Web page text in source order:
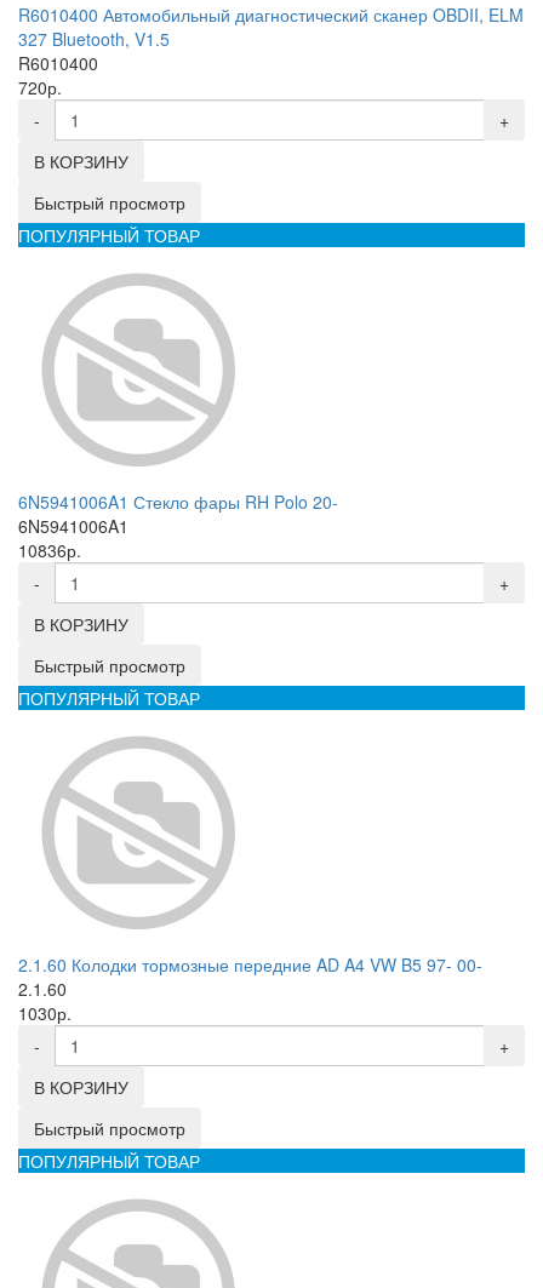
R6010400 Автомобильный диагностический сканер OBDII, ELM
327 Bluetooth, V1.5
R6010400
720р.
-
+
В КОРЗИНУ
Быстрый просмотр
ПОПУЛЯРНЫЙ ТОВАР
6N5941006A1 Стекло фары RH Polo 20-
6N5941006A1
10836р.
-
+
В КОРЗИНУ
Быстрый просмотр
ПОПУЛЯРНЫЙ ТОВАР
2.1.60 Колодки тормозные передние AD A4 VW B5 97- 00-
2.1.60
1030р.
-
+
В КОРЗИНУ
Быстрый просмотр
ПОПУЛЯРНЫЙ ТОВАР